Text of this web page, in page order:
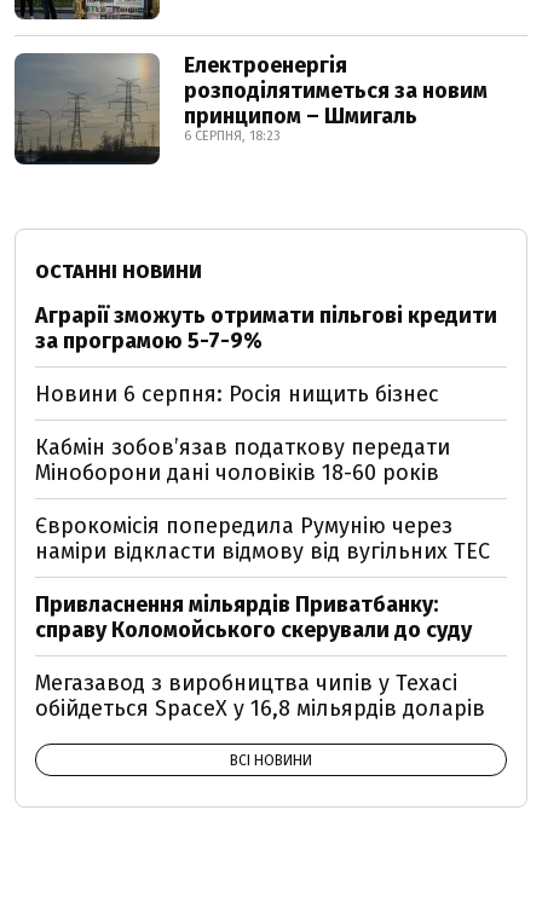
Електроенергія
розподілятиметься за новим
принципом – Шмигаль
6 СЕРПНЯ, 18:23
ОСТАННІ НОВИНИ
Аграрії зможуть отримати пільгові кредити
за програмою 5-7-9%
Новини 6 серпня: Росія нищить бізнес
Кабмін зобовʼязав податкову передати
Міноборони дані чоловіків 18-60 років
Єврокомісія попередила Румунію через
наміри відкласти відмову від вугільних ТЕС
Привласнення мільярдів Приватбанку:
справу Коломойського скерували до суду
Мегазавод з виробництва чипів у Техасі
обійдеться SpaceX у 16,8 мільярдів доларів
ВСІ НОВИНИ